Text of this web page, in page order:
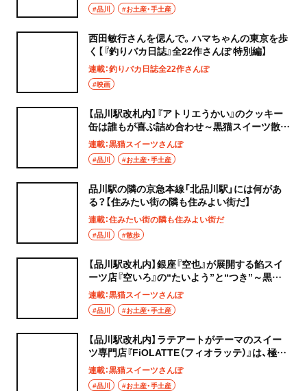
#品川 #お土産・手土産
西田敏行さんを偲んで。ハマちゃんの東京を歩
く【『釣りバカ日誌』全22作さんぽ 特別編】
連載：釣りバカ日誌全22作さんぽ
#映画
【品川駅改札内】『アトリエうかい』のクッキー
缶は誰もが喜ぶ詰め合わせ～黒猫スイーツ散歩
手土産編～
連載：黒猫スイーツさんぽ
#品川 #お土産・手土産
品川駅の隣の京急本線「北品川駅」には何があ
る？【住みたい街の隣も住みよい街だ】
連載：住みたい街の隣も住みよい街だ
#品川 #散歩
【品川駅改札内】銀座『空也』が展開する餡スイ
ーツ店『空いろ』の“たいよう”と“つき”～黒猫
スイーツ散歩 手土産編～
連載：黒猫スイーツさんぽ
#品川 #お土産・手土産
【品川駅改札内】ラテアートがテーマのスイー
ツ専門店『FiOLATTE（フィオラッテ）』は、極厚
ダックワーズサンドとサクサクのミルフィユが
おすすめ！～黒猫スイーツ散歩 手土産編～
連載：黒猫スイーツさんぽ
#品川 #お土産・手土産